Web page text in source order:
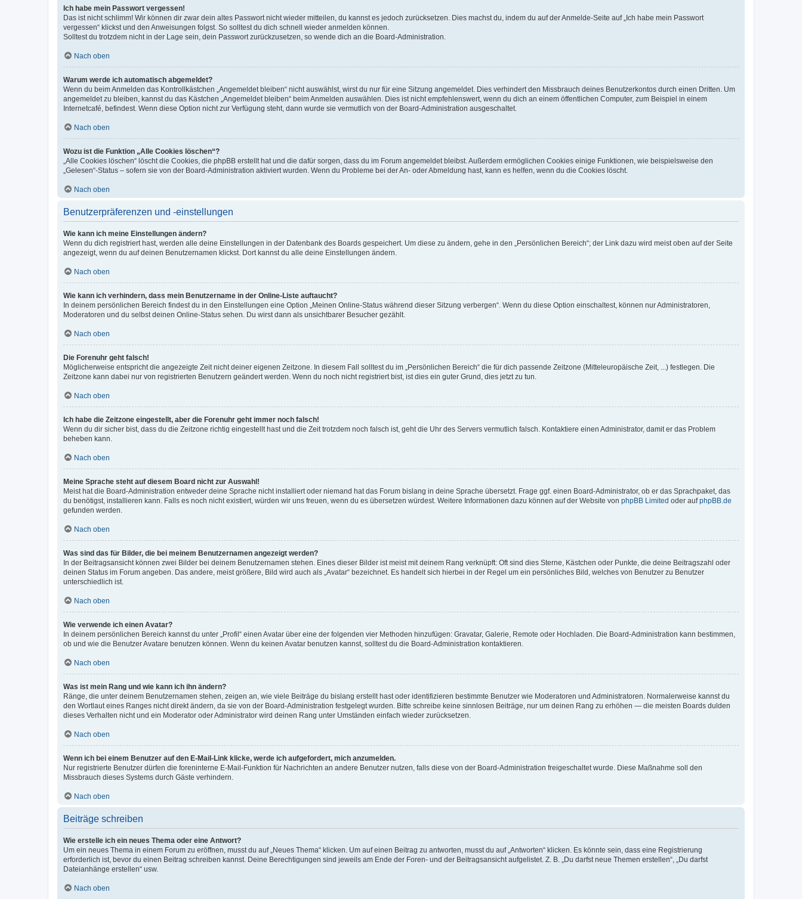
Ich habe mein Passwort vergessen!
Das ist nicht schlimm! Wir können dir zwar dein altes Passwort nicht wieder mitteilen, du kannst es jedoch zurücksetzen. Dies machst du, indem du auf der Anmelde-Seite auf „Ich habe mein Passwort
vergessen“ klickst und den Anweisungen folgst. So solltest du dich schnell wieder anmelden können.
Solltest du trotzdem nicht in der Lage sein, dein Passwort zurückzusetzen, so wende dich an die Board-Administration.
Nach oben
Warum werde ich automatisch abgemeldet?
Wenn du beim Anmelden das Kontrollkästchen „Angemeldet bleiben“ nicht auswählst, wirst du nur für eine Sitzung angemeldet. Dies verhindert den Missbrauch deines Benutzerkontos durch einen Dritten. Um
angemeldet zu bleiben, kannst du das Kästchen „Angemeldet bleiben“ beim Anmelden auswählen. Dies ist nicht empfehlenswert, wenn du dich an einem öffentlichen Computer, zum Beispiel in einem
Internetcafé, befindest. Wenn diese Option nicht zur Verfügung steht, dann wurde sie vermutlich von der Board-Administration ausgeschaltet.
Nach oben
Wozu ist die Funktion „Alle Cookies löschen“?
„Alle Cookies löschen“ löscht die Cookies, die phpBB erstellt hat und die dafür sorgen, dass du im Forum angemeldet bleibst. Außerdem ermöglichen Cookies einige Funktionen, wie beispielsweise den
„Gelesen“-Status – sofern sie von der Board-Administration aktiviert wurden. Wenn du Probleme bei der An- oder Abmeldung hast, kann es helfen, wenn du die Cookies löscht.
Nach oben
Benutzerpräferenzen und -einstellungen
Wie kann ich meine Einstellungen ändern?
Wenn du dich registriert hast, werden alle deine Einstellungen in der Datenbank des Boards gespeichert. Um diese zu ändern, gehe in den „Persönlichen Bereich“; der Link dazu wird meist oben auf der Seite
angezeigt, wenn du auf deinen Benutzernamen klickst. Dort kannst du alle deine Einstellungen ändern.
Nach oben
Wie kann ich verhindern, dass mein Benutzername in der Online-Liste auftaucht?
In deinem persönlichen Bereich findest du in den Einstellungen eine Option „Meinen Online-Status während dieser Sitzung verbergen“. Wenn du diese Option einschaltest, können nur Administratoren,
Moderatoren und du selbst deinen Online-Status sehen. Du wirst dann als unsichtbarer Besucher gezählt.
Nach oben
Die Forenuhr geht falsch!
Möglicherweise entspricht die angezeigte Zeit nicht deiner eigenen Zeitzone. In diesem Fall solltest du im „Persönlichen Bereich“ die für dich passende Zeitzone (Mitteleuropäische Zeit, ...) festlegen. Die
Zeitzone kann dabei nur von registrierten Benutzern geändert werden. Wenn du noch nicht registriert bist, ist dies ein guter Grund, dies jetzt zu tun.
Nach oben
Ich habe die Zeitzone eingestellt, aber die Forenuhr geht immer noch falsch!
Wenn du dir sicher bist, dass du die Zeitzone richtig eingestellt hast und die Zeit trotzdem noch falsch ist, geht die Uhr des Servers vermutlich falsch. Kontaktiere einen Administrator, damit er das Problem
beheben kann.
Nach oben
Meine Sprache steht auf diesem Board nicht zur Auswahl!
Meist hat die Board-Administration entweder deine Sprache nicht installiert oder niemand hat das Forum bislang in deine Sprache übersetzt. Frage ggf. einen Board-Administrator, ob er das Sprachpaket, das
du benötigst, installieren kann. Falls es noch nicht existiert, würden wir uns freuen, wenn du es übersetzen würdest. Weitere Informationen dazu können auf der Website von phpBB Limited oder aufphpBB.de
gefunden werden.
Nach oben
Was sind das für Bilder, die bei meinem Benutzernamen angezeigt werden?
In der Beitragsansicht können zwei Bilder bei deinem Benutzernamen stehen. Eines dieser Bilder ist meist mit deinem Rang verknüpft: Oft sind dies Sterne, Kästchen oder Punkte, die deine Beitragszahl oder
deinen Status im Forum angeben. Das andere, meist größere, Bild wird auch als „Avatar“ bezeichnet. Es handelt sich hierbei in der Regel um ein persönliches Bild, welches von Benutzer zu Benutzer
unterschiedlich ist.
Nach oben
Wie verwende ich einen Avatar?
In deinem persönlichen Bereich kannst du unter „Profil“ einen Avatar über eine der folgenden vier Methoden hinzufügen: Gravatar, Galerie, Remote oder Hochladen. Die Board-Administration kann bestimmen,
ob und wie die Benutzer Avatare benutzen können. Wenn du keinen Avatar benutzen kannst, solltest du die Board-Administration kontaktieren.
Nach oben
Was ist mein Rang und wie kann ich ihn ändern?
Ränge, die unter deinem Benutzernamen stehen, zeigen an, wie viele Beiträge du bislang erstellt hast oder identifizieren bestimmte Benutzer wie Moderatoren und Administratoren. Normalerweise kannst du
den Wortlaut eines Ranges nicht direkt ändern, da sie von der Board-Administration festgelegt wurden. Bitte schreibe keine sinnlosen Beiträge, nur um deinen Rang zu erhöhen — die meisten Boards dulden
dieses Verhalten nicht und ein Moderator oder Administrator wird deinen Rang unter Umständen einfach wieder zurücksetzen.
Nach oben
Wenn ich bei einem Benutzer auf den E-Mail-Link klicke, werde ich aufgefordert, mich anzumelden.
Nur registrierte Benutzer dürfen die foreninterne E-Mail-Funktion für Nachrichten an andere Benutzer nutzen, falls diese von der Board-Administration freigeschaltet wurde. Diese Maßnahme soll den
Missbrauch dieses Systems durch Gäste verhindern.
Nach oben
Beiträge schreiben
Wie erstelle ich ein neues Thema oder eine Antwort?
Um ein neues Thema in einem Forum zu eröffnen, musst du auf „Neues Thema“ klicken. Um auf einen Beitrag zu antworten, musst du auf „Antworten“ klicken. Es könnte sein, dass eine Registrierung
erforderlich ist, bevor du einen Beitrag schreiben kannst. Deine Berechtigungen sind jeweils am Ende der Foren- und der Beitragsansicht aufgelistet. Z. B. „Du darfst neue Themen erstellen“, „Du darfst
Dateianhänge erstellen“ usw.
Nach oben